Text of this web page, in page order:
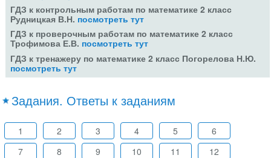
ГДЗ к контрольным работам по математике 2 класс
Рудницкая В.Н. посмотреть тут
ГДЗ к проверочным работам по математике 2 класс
Трофимова Е.В. посмотреть тут
ГДЗ к тренажеру по математике 2 класс Погорелова Н.Ю.
посмотреть тут
Задания. Ответы к заданиям
1 2 3 4 5
6
7
8 9 10 11 12